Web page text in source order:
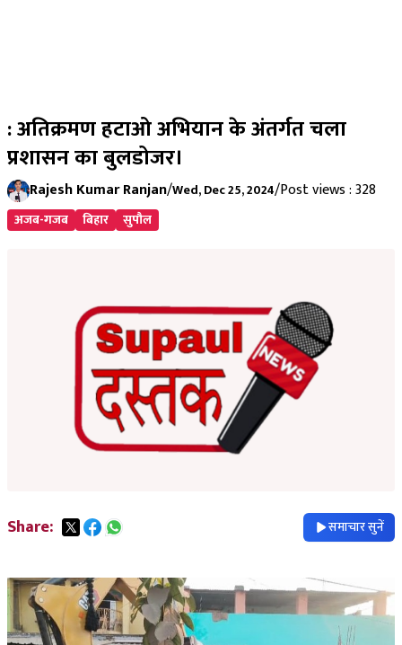
: अतिक्रमण हटाओ अभियान के अंतर्गत चला
प्रशासन का बुलडोजर।
Rajesh Kumar Ranjan/Wed, Dec 25, 2024/Post views : 328
अजब-गजब बिहार सुपौल
Share: समाचार सुनें